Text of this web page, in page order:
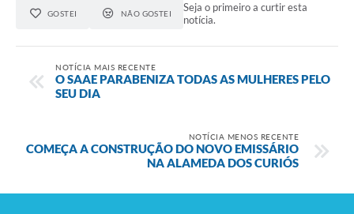
GOSTEI NÃO GOSTEI
Seja o primeiro a curtir esta
notícia.
NOTÍCIA MAIS RECENTE
O SAAE PARABENIZA TODAS AS MULHERES PELO
SEU DIA
NOTÍCIA MENOS RECENTE
COMEÇA A CONSTRUÇÃO DO NOVO EMISSÁRIO
NA ALAMEDA DOS CURIÓS